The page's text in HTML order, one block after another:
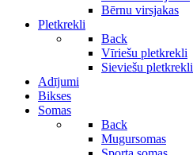
Bērnu virsjakas
Pletkrekli
Back
Vīriešu pletkrekli
Sieviešu pletkrekli
Adījumi
Bikses
Somas
Back
Mugursomas